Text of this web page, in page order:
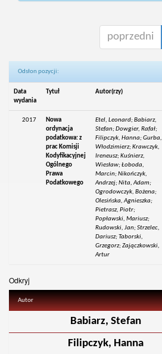
poprzedni
Odsłon pozycji:
Data
wydania
Tytuł Autor(rzy)
2017
Nowa
ordynacja
podatkowa: z
prac Komisji
Kodyfikacyjnej
Ogólnego
Prawa
Podatkowego
Etel, Leonard; Babiarz,
Stefan; Dowgier, Rafał;
Filipczyk, Hanna; Gurba,
Włodzimierz; Krawczyk,
Ireneusz; Kuśnierz,
Wiesław; Łoboda,
Marcin; Nikończyk,
Andrzej; Nita, Adam;
Ogrodowczyk, Bożena;
Olesińska, Agnieszka;
Pietrasz, Piotr;
Popławski, Mariusz;
Rudowski, Jan; Strzelec,
Dariusz; Taborski,
Grzegorz; Zajączkowski,
Artur
Odkryj
Autor
Babiarz, Stefan
Filipczyk, Hanna